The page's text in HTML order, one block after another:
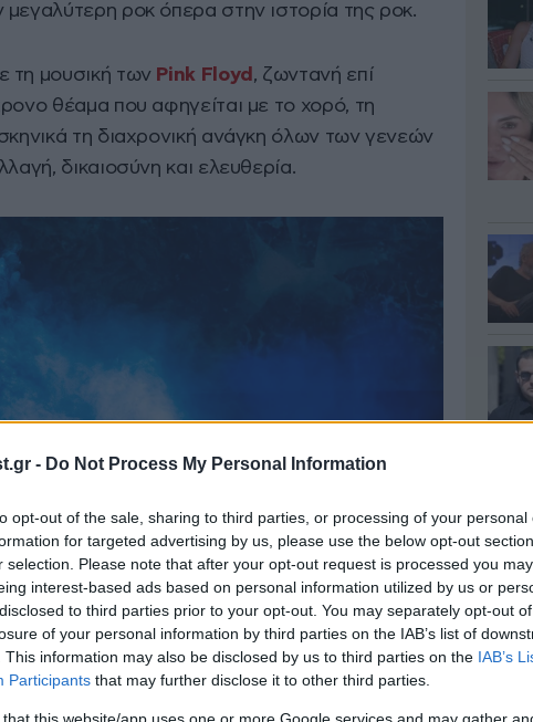
- Do Not Process My Personal Information
opt-out of the sale, sharing to third parties, or processing of your personal
for targeted advertising by us, please use the below opt-out
selection. Please note that after your opt-out request is processed you may
interest-based ads based on personal information utilized by us or
to third parties prior to your opt-out. You may separately opt-out
of your personal information by third parties on the IAB’s list of
This information may also be disclosed by us to third parties on the IAB’s
Participants that may further disclose it to other third parties.
that this website/app uses one or more Google services and may gather
ροκ όπερα στην ιστορία της ροκ.
τη μουσική των Pink Floyd , ζωντανή επί
θέαμα που αφηγείται με το χορό, τη
τη διαχρονική ανάγκη όλων των γενεών
δικαιοσύνη και ελευθερία.